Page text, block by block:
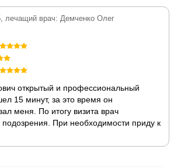
лечащий врач: Демченко Олег
открытый и профессиональный
15 минут, за это время он
меня. По итогу визита врач
При необходимости приду к